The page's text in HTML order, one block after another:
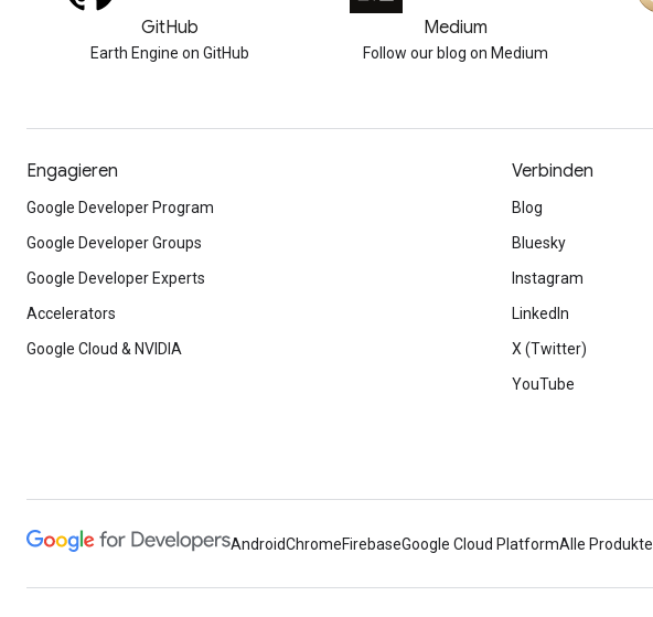
GitHub
Earth Engine on GitHub
Medium
Follow our blog on Medium
Engagieren
Google Developer Program
Google Developer Groups
Google Developer Experts
Accelerators
Google Cloud & NVIDIA
Verbinden
Blog
Bluesky
Instagram
LinkedIn
X (Twitter)
YouTube
AndroidChromeFirebaseGoogle Cloud PlatformAlle Produkte